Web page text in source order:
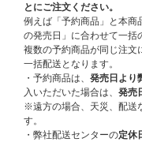
とにご注文ください。
例えば「予約商品」と本商
の発売日」に合わせて一括
複数の予約商品が同じ注文
一括配送となります。
・予約商品は、 発売日より
入いただいた場合は、 発売
※遠方の場合、天災、配送
す。
・弊社配送センターの定休